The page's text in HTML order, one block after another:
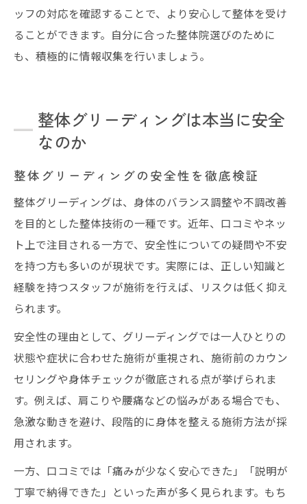
ッフの対応を確認することで、より安心して整体を受け
ることができます。自分に合った整体院選びのために
も、積極的に情報収集を行いましょう。
整体グリーディングは本当に安全
なのか
整体グリーディングの安全性を徹底検証
整体グリーディングは、身体のバランス調整や不調改善
を目的とした整体技術の一種です。近年、口コミやネッ
ト上で注目される一方で、安全性についての疑問や不安
を持つ方も多いのが現状です。実際には、正しい知識と
経験を持つスタッフが施術を行えば、リスクは低く抑え
られます。
安全性の理由として、グリーディングでは一人ひとりの
状態や症状に合わせた施術が重視され、施術前のカウン
セリングや身体チェックが徹底される点が挙げられま
す。例えば、肩こりや腰痛などの悩みがある場合でも、
急激な動きを避け、段階的に身体を整える施術方法が採
用されます。
一方、口コミでは「痛みが少なく安心できた」「説明が
丁寧で納得できた」といった声が多く見られます。もち